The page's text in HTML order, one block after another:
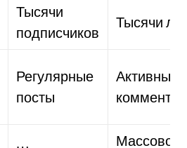
Тысячи
подписчиков
Тысячи
Регулярные
посты
Активные
Массовое